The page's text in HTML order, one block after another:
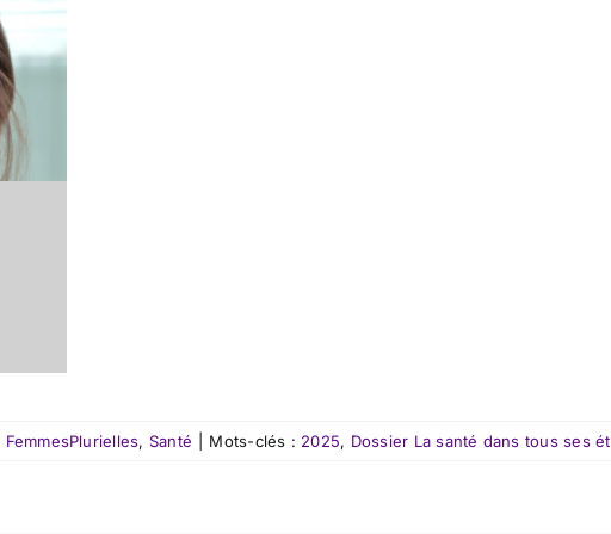
FemmesPlurielles, Santé Mots-clés : 2025, Dossier La santé dans tous ses